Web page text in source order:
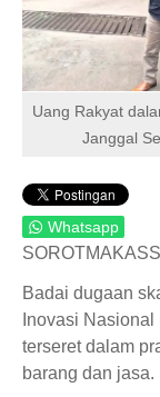
Uang Rakyat
Janggal
Whatsapp
Badai dugaan
Inovasi
terseret dalam
barang dan jasa.